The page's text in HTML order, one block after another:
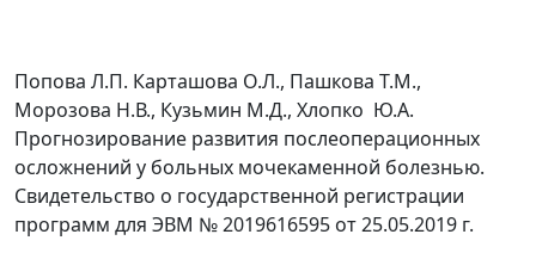
Попова Л.П. Карташова О.Л., Пашкова Т.М.,
Морозова Н.В., Кузьмин М.Д., Хлопко Ю.А.
Прогнозирование развития послеоперационных
осложнений у больных мочекаменной болезнью.
Свидетельство о государственной регистрации
программ для ЭВМ № 2019616595 от 25.05.2019 г.